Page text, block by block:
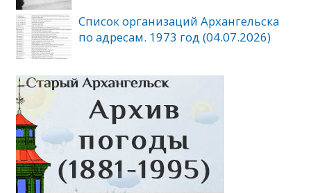
Список организаций Архангельска
по адресам. 1973 год (04.07.2026)